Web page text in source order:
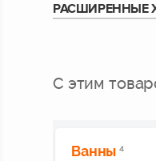
РАСШИРЕННЫЕ
С этим
Ванны 4